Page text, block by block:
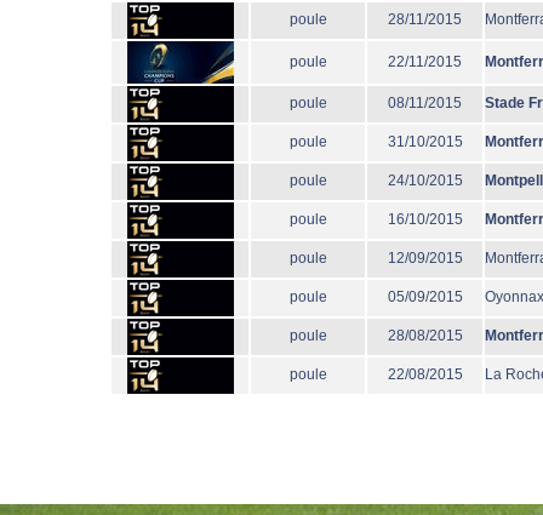
poule 28/11/2015
poule 22/11/2015
poule 08/11/2015 Stade
poule 31/10/2015
poule 24/10/2015
poule 16/10/2015
poule 12/09/2015
poule 05/09/2015 Oyonnax
poule 28/08/2015
poule 22/08/2015 La